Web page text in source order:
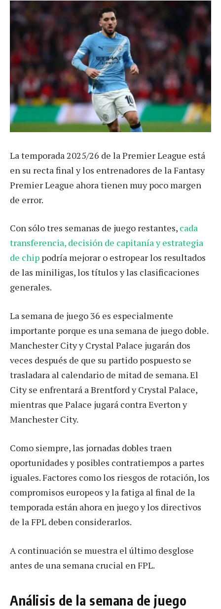
La temporada 2025/26 de la Premier League está
en su recta final y los entrenadores de la Fantasy
Premier League ahora tienen muy poco margen
de error.
Con sólo tres semanas de juego restantes, cada
transferencia, decisión de capitanía y estrategia
de chip podría mejorar o estropear los resultados
de las miniligas, los títulos y las clasificaciones
generales.
La semana de juego 36 es especialmente
importante porque es una semana de juego doble.
Manchester City y Crystal Palace jugarán dos
veces después de que su partido pospuesto se
trasladara al calendario de mitad de semana. El
City se enfrentará a Brentford y Crystal Palace,
mientras que Palace jugará contra Everton y
Manchester City.
Como siempre, las jornadas dobles traen
oportunidades y posibles contratiempos a partes
iguales. Factores como los riesgos de rotación, los
compromisos europeos y la fatiga al final de la
temporada están ahora en juego y los directivos
de la FPL deben considerarlos.
A continuación se muestra el último desglose
antes de una semana crucial en FPL.
Análisis de la semana de juego